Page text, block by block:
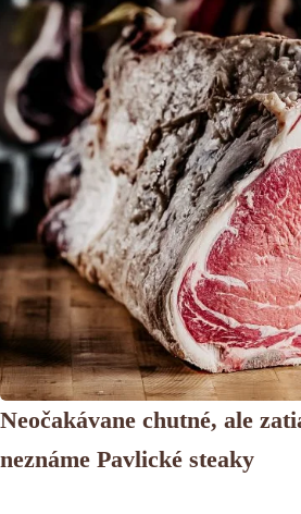
Neočakávane chutné, ale
neznáme Pavlické steaky